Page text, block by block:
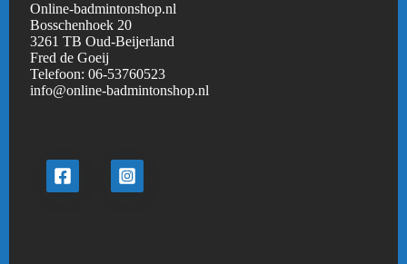
Online-badmintonshop.nl
Bosschenhoek 20
3261 TB Oud-Beijerland
Fred de Goeij
Telefoon:06-53760523
info@online-badmintonshop.nl